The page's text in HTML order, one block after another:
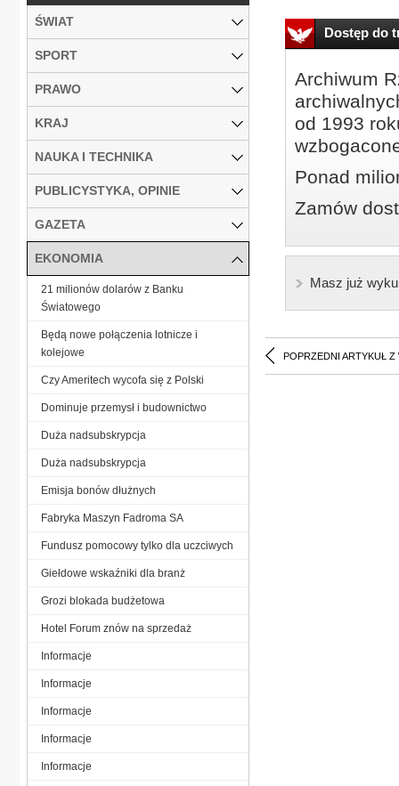
Dostęp do
Archiwum
od 1993
Ponad
Zamów
Masz już
POPRZEDNI ARTYKUŁ Z
ŚWIAT
SPORT
PRAWO
KRAJ
NAUKA I TECHNIKA
PUBLICYSTYKA, OPINIE
GAZETA
EKONOMIA
21 milionów dolarów z Banku
Światowego
Będą nowe połączenia lotnicze i
kolejowe
Czy Ameritech wycofa się z Polski
Dominuje przemysł i budownictwo
Duża nadsubskrypcja
Duża nadsubskrypcja
Emisja bonów dłużnych
Fabryka Maszyn Fadroma SA
Fundusz pomocowy tylko dla uczciwych
Giełdowe wskaźniki dla branż
Grozi blokada budżetowa
Hotel Forum znów na sprzedaż
Informacje
Informacje
Informacje
Informacje
Informacje